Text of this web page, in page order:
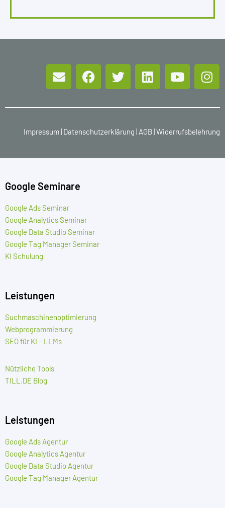
Impressum Datenschutzerklärung AGB Widerrufsbelehrung
Google Seminare
Google Ads Seminar
Google Analytics Seminar
Google Data Studio Seminar
Google Tag Manager Seminar
KI Schulung
Leistungen
Suchmaschinenoptimierung
Webprogrammierung
SEO für KI – LLMs
Nützliche Tools
TILL.DE Blog
Leistungen
Google Ads Agentur
Google Analytics Agentur
Google Data Studio Agentur
Google Tag Manager Agentur